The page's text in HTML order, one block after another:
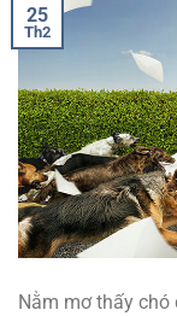
25
Th2
Nằm mơ thấy